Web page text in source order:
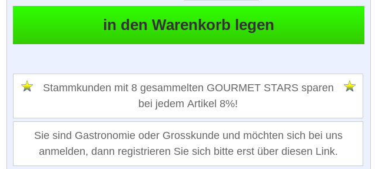
Stammkunden mit 8 gesammelten GOURMET STARS sparen
bei jedem Artikel 8%!
Sie sind Gastronomie oder Grosskunde und möchten sich bei uns
anmelden, dann registrieren Sie sich bitte erst über diesen Link.